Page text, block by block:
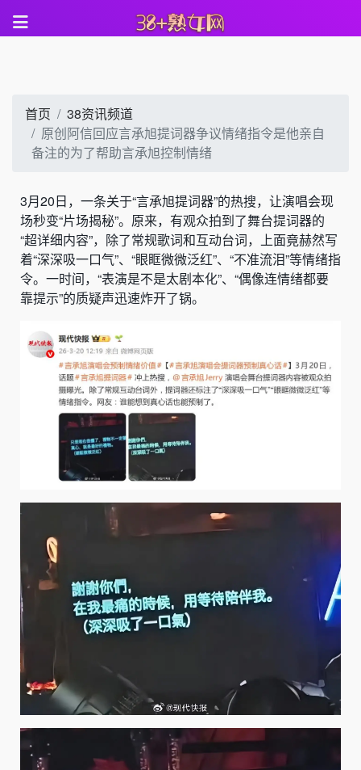
首页
38资讯频道
原创阿信回应言承旭提词器争议情绪指令是他亲自
备注的为了帮助言承旭控制情绪
3月20日，一条关于“言承旭提词器”的热搜，让演唱会现
场秒变“片场揭秘”。原来，有观众拍到了舞台提词器的
“超详细内容”，除了常规歌词和互动台词，上面竟赫然写
着“深深吸一口气”、“眼眶微微泛红”、“不准流泪”等情绪指
令。一时间，“表演是不是太剧本化”、“偶像连情绪都要
靠提示”的质疑声迅速炸开了锅。